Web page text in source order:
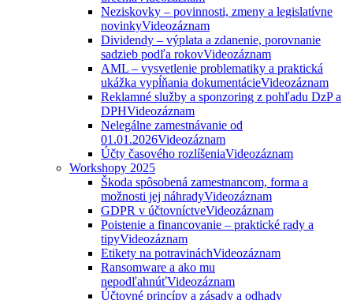
Neziskovky – povinnosti, zmeny a legislatívne
novinkyVideozáznam
Dividendy – výplata a zdanenie, porovnanie
sadzieb podľa rokovVideozáznam
AML – vysvetlenie problematiky a praktická
ukážka vypĺňania dokumentácieVideozáznam
Reklamné služby a sponzoring z pohľadu DzP a
DPHVideozáznam
Nelegálne zamestnávanie od
01.01.2026Videozáznam
Účty časového rozlíšeniaVideozáznam
Workshopy 2025
Škoda spôsobená zamestnancom, forma a
možnosti jej náhradyVideozáznam
GDPR v účtovníctveVideozáznam
Poistenie a financovanie – praktické rady a
tipyVideozáznam
Etikety na potravináchVideozáznam
Ransomware a ako mu
nepodľahnúťVideozáznam
Účtovné princípy a zásady a odhady